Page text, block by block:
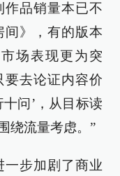
作品销量本已不
间》，有的版本
场表现更为突
要去论证内容价
问’，从目标读
绕流量考虑。”
一步加剧了商业